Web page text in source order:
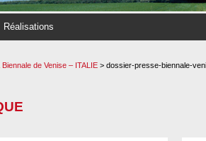
Réalisations
de Venise – ITALIE > dossier-presse-biennale-